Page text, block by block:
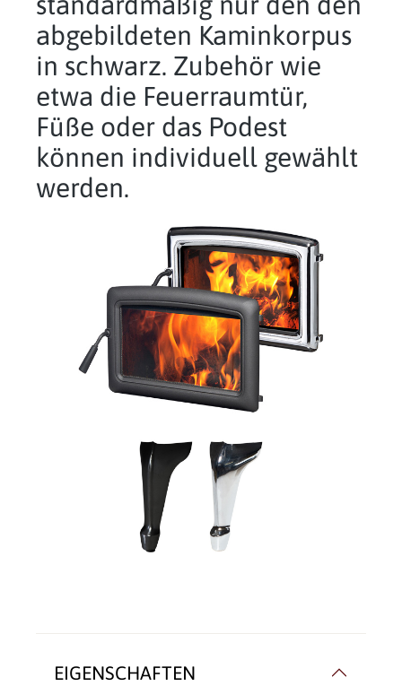
abgebildeten Kaminkorpus
in schwarz. Zubehör wie
etwa die Feuerraumtür,
Füße oder das Podest
können individuell gewählt
werden.
EIGENSCHAFTEN